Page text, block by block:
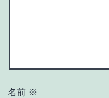
名前 ※